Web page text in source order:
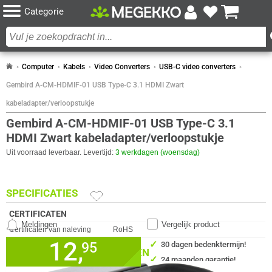
Categorie
Computer Kabels Video Converters USB-C video converters
Gembird A-CM-HDMIF-01 USB Type-C 3.1 HDMI Zwart
kabeladapter/verloopstukje
Gembird A-CM-HDMIF-01 USB Type-C 3.1
HDMI Zwart kabeladapter/verloopstukje
Uit voorraad leverbaar. Levertijd: 3 werkdagen (woensdag)
12,95 ✓ 30 dagen bedenktermijn!
✓ 24 maanden garantie!
Vergelijk product
Meldingen
SPECIFICATIES
CERTIFICATEN
Eigenschap Waarde
Certificaten van naleving
RoHS
VERGELIJKBARE PRODUCTEN